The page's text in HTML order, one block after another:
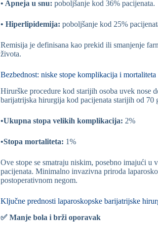
• Apneja u snu: poboljšanje kod 36% pacijenata.
• Hiperlipidemija: poboljšanje kod 25%
Remisija je definisana kao prekid ili smanjenje
života.
Bezbednost: niske stope komplikacija i mortaliteta
Hirurške procedure kod starijih osoba uvek nose
barijatrijska hirurgija kod pacijenata starijih od 70
•Ukupna stopa velikih komplikacija: 2%
•Stopa mortaliteta: 1%
Ove stope se smatraju niskim, posebno imajući
pacijenata. Minimalno invazivna priroda
postoperativnom negom.
Ključne prednosti laparoskopske barijatrijske
✅ Manje bola i brži oporavak